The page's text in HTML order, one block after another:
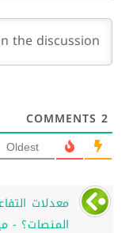
ثورة الريلز: هل
عالمنا الرقمي؟
يوليو 28, 2025